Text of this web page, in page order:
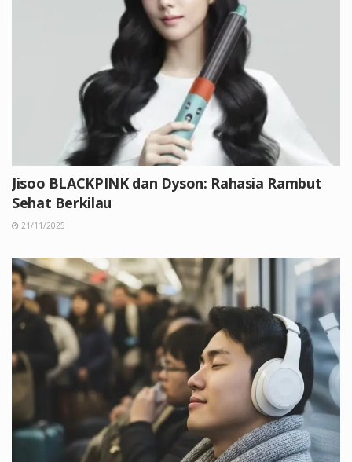
Jisoo BLACKPINK dan Dyson: Rahasia Rambut
Sehat Berkilau
21/11/2025